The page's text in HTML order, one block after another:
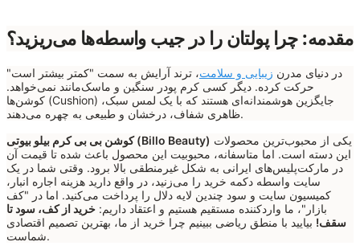
مقدمه: چرا پولتان را در جیب واسطه‌ها می‌ریزید؟
در دنیای مدرن زیبایی و سلامت، ترند آرایش به سمت "کمتر بیشتر است"
حرکت کرده. دیگر کسی کرم پودر سنگین و ماسک‌مانند نمی‌خواهد.
کوشن‌ها (Cushion) جایگزین هوشمندانه‌ای هستند که با یک لمس سبک،
ظاهری شفاف، درخشان و طبیعی به چهره می‌دهند.
کوشن بی بی کرم بیلو بیوتی (Billo Beauty) یکی از محبوب‌ترین محصولات
این دسته است. اما متاسفانه، محبوبیت این محصول باعث شده تا قیمت آن
در مارکت‌پلیس‌های ایرانی به شکل غیرمنطقی بالا برود. وقتی شما در یک
سایت واسطه دکمه خرید را می‌زنید، در واقع دارید هزینه اجاره انبار،
کمیسیون سایت و سود چندین لایه دلال را پرداخت می‌کنید. اما در "کف
بازار"، ما واردکننده مستقیم هستیم و اعتقاد داریم: خرید از کف، سود تا
سقف! بیایید با منطق ریاضی ببینیم چرا خرید از ما، بهترین تصمیم اقتصادی
شماست.